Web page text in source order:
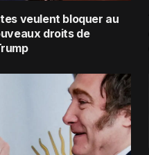
veulent bloquer au
droits de